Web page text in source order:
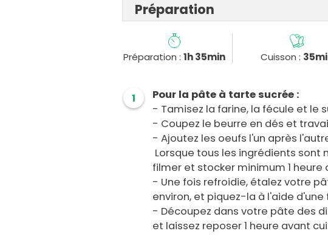
Préparation
Préparation :1h 35min Cuisson :
1
Pour la pâte à tarte sucrée :
- Tamisez la farine, la fécule et le
- Coupez le beurre en dés et
- Ajoutez les oeufs l'un après
Lorsque tous les ingrédients sont
filmer et stocker minimum 1 heure
- Une fois refroidie, étalez votre
environ, et piquez-la à l'aide
- Découpez dans votre pâte des
et laissez reposer 1 heure avant